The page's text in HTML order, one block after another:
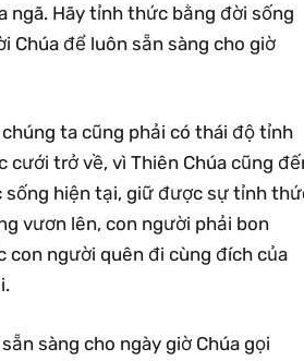
ngã. Hãy tỉnh thức bằng đời sống
Chúa để luôn sẵn sàng cho giờ
ta cũng phải có thái độ tỉnh
trở về, vì Thiên Chúa cũng
sống hiện tại, giữ được sự tỉnh
vươn lên, con người phải bon
con người quên đi cùng đích của
sàng cho ngày giờ Chúa gọi